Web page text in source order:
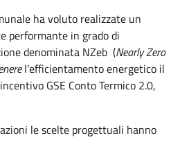
ha voluto realizzate un
performante in grado di
denominata NZeb (Nearly Zero
l’efficientamento energetico il
GSE Conto Termico 2.0,
le scelte progettuali hanno